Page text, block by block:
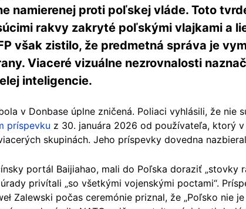
namierenej proti poľskej vláde. Toto
rakvy zakryté poľskými vlajkami a
však zistilo, že predmetná správa je
Viaceré vizuálne nezrovnalosti
inteligencie.
v Donbase úplne zničená. Poliaci vyhlásili, že nie
príspevku z 30. januára 2026 od používateľa, ktorý
skupinách. Jeho príspevky dovedna
portál Baijiahao, mali do Poľska doraziť „stovky
privítali „so všetkými vojenskými poctami“.
Zalewski počas ceremónie priznal, že „Poľsko nie